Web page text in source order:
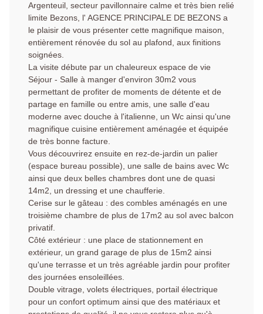
Argenteuil, secteur pavillonnaire calme et très bien relié
limite Bezons, l' AGENCE PRINCIPALE DE BEZONS a
le plaisir de vous présenter cette magnifique maison,
entièrement rénovée du sol au plafond, aux finitions
soignées.
La visite débute par un chaleureux espace de vie
Séjour - Salle à manger d'environ 30m2 vous
permettant de profiter de moments de détente et de
partage en famille ou entre amis, une salle d'eau
moderne avec douche à l'italienne, un Wc ainsi qu'une
magnifique cuisine entièrement aménagée et équipée
de très bonne facture.
Vous découvrirez ensuite en rez-de-jardin un palier
(espace bureau possible), une salle de bains avec Wc
ainsi que deux belles chambres dont une de quasi
14m2, un dressing et une chaufferie.
Cerise sur le gâteau : des combles aménagés en une
troisième chambre de plus de 17m2 au sol avec balcon
privatif.
Côté extérieur : une place de stationnement en
extérieur, un grand garage de plus de 15m2 ainsi
qu'une terrasse et un très agréable jardin pour profiter
des journées ensoleillées.
Double vitrage, volets électriques, portail électrique
pour un confort optimum ainsi que des matériaux et